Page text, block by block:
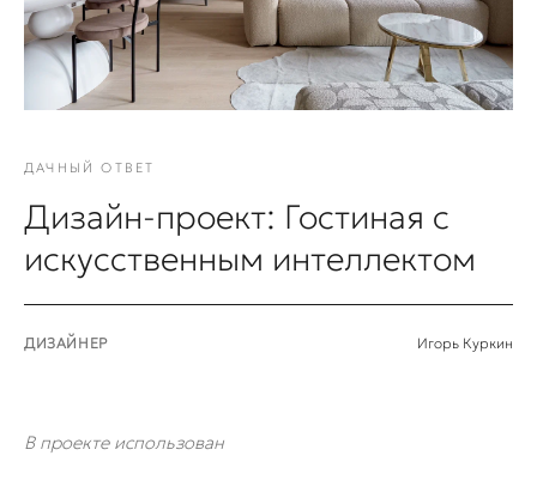
ДАЧНЫЙ ОТВЕТ
Дизайн-проект: Гостиная с
искусственным интеллектом
ДИЗАЙНЕР Игорь Куркин
В проекте использован